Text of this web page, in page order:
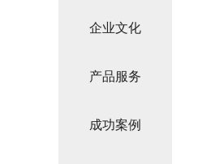
企业文化
产品服务
成功案例